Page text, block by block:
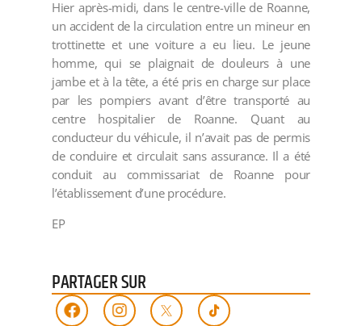
Hier après-midi, dans le centre-ville de Roanne,
un accident de la circulation entre un mineur en
trottinette et une voiture a eu lieu. Le jeune
homme, qui se plaignait de douleurs à une
jambe et à la tête, a été pris en charge sur place
par les pompiers avant d’être transporté au
centre hospitalier de Roanne. Quant au
conducteur du véhicule, il n’avait pas de permis
de conduire et circulait sans assurance. Il a été
conduit au commissariat de Roanne pour
l’établissement d’une procédure.
EP
PARTAGER SUR